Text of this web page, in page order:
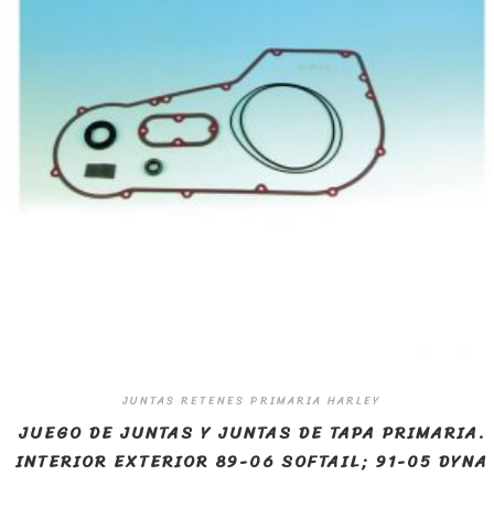
JUNTAS RETENES PRIMARIA HARLEY
JUEGO DE JUNTAS Y JUNTAS DE TAPA PRIMARIA.
INTERIOR EXTERIOR 89-06 SOFTAIL; 91-05 DYNA